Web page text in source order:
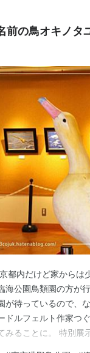
前の鳥オキノ
都内だけど家からは
海公園鳥類園の方が
待っているので、
ドルフェルト作家つ
みることに。 特別展